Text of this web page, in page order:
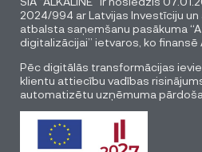
2024/994 ar Latvijas Investīciju
atbalsta saņemšanu pasākuma
digitalizācijai” ietvaros, ko
Pēc digitālās transformācijas
klientu attiecību vadības
automatizētu uzņēmuma